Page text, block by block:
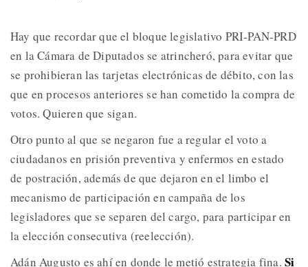
Hay que recordar que el bloque legislativo PRI-PAN-PRD
en la Cámara de Diputados se atrincheró, para evitar que
se prohibieran las tarjetas electrónicas de débito, con las
que en procesos anteriores se han cometido la compra de
votos. Quieren que sigan.
Otro punto al que se negaron fue a regular el voto a
ciudadanos en prisión preventiva y enfermos en estado
de postración, además de que dejaron en el limbo el
mecanismo de participación en campaña de los
legisladores que se separen del cargo, para participar en
la elección consecutiva (reelección).
Adán Augusto es ahí en donde le metió estrategia fina. Si